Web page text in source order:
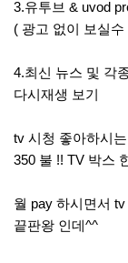
3.유투브 & uvod
( 광고 없이 보실
4.최신 뉴스 및 각
다시재생 보기
tv 시청 좋아하시
350 불 !! TV 박스
월 pay 하시면서
끝판왕 인데^^